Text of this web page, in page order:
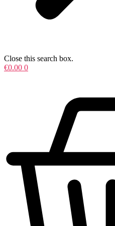
Close this search box.
€0.00 0